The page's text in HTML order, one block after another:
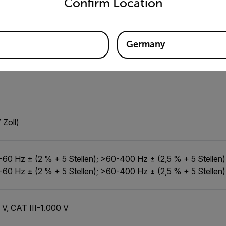
Kommunikation und Datenspeicher
Zoll)
Hz ± (2 % + 5 Stellen); >60-400 Hz ± (2,5 % + 5 Stellen)
Hz ± (2 % + 5 Stellen); >60-400 Hz ± (2,5 % + 5 Stellen)
CAT III-1.000 V
Confirm Location
Germany